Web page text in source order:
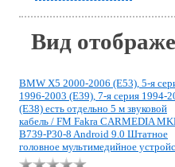
Вид
BMW X5 2000-2006 (E53), 5-я
1996-2003 (E39), 7-я серия 1994-
(E38) есть отдельно 5 м звуковой
кабель / FM Fakra CARMEDIA
B739-P30-8 Android 9.0 Штатное
головное мультимедийное